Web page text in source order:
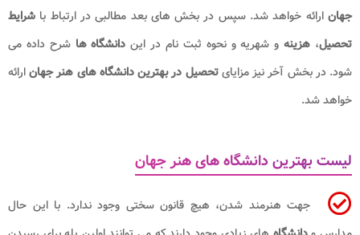
جهان ارائه خواهد شد. سپس در بخش های بعد مطالبی در ارتباط با شرایط
تحصیل، هزینه و شهریه و نحوه ثبت نام در ایندانشگاه ها شرح داده می
شود. در بخش آخر نیز مزایایتحصیل در بهترین دانشگاه های هنر جهانارائه
خواهد شد.
لیست بهترین دانشگاه های هنر جهان
جهت هنرمند شدن، هیچ قانون سختی وجود ندارد. با این حال